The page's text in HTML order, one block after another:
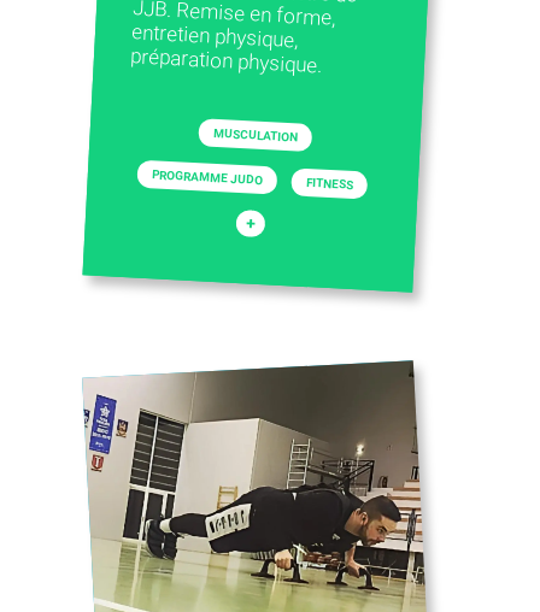
préparation physique.
MUSCULATION
PROGRAMME JUDO FITNESS
+